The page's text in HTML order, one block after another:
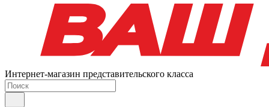
Интернет-магазин представительского класса